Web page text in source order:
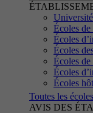
Écoles
Écoles
Écoles
Écoles
Écoles
Écoles
Toutes les écoles
AVIS DES